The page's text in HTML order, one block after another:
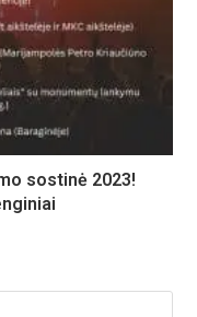
sostinė 2023!